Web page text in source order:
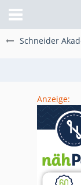
Schneider
Anzeige: